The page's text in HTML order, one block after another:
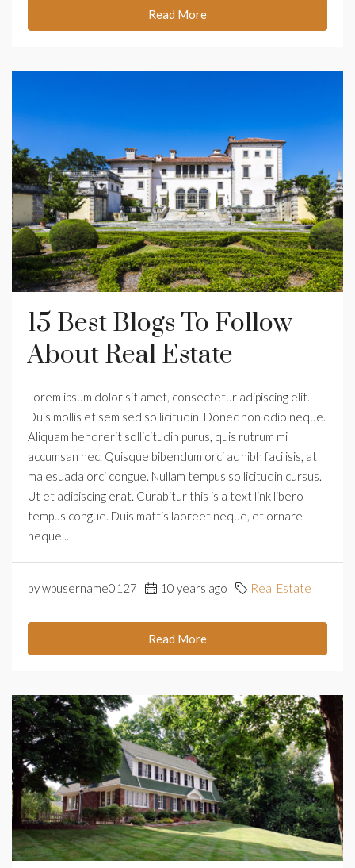
Read More
15 Best Blogs To Follow
About Real Estate
Lorem ipsum dolor sit amet, consectetur adipiscing elit.
Duis mollis et sem sed sollicitudin. Donec non odio neque.
Aliquam hendrerit sollicitudin purus, quis rutrum mi
accumsan nec. Quisque bibendum orci ac nibh facilisis, at
malesuada orci congue. Nullam tempus sollicitudin cursus.
Ut et adipiscing erat. Curabitur this is a text link libero
tempus congue. Duis mattis laoreet neque, et ornare
neque...
by wpusername0127 10 years ago Real Estate
Read More